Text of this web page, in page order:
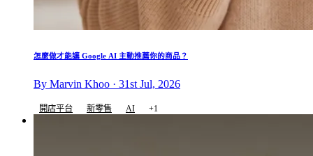
怎麼做才能讓 Google AI 主動推薦你的商品？
By Marvin Khoo · 31st Jul, 2026
開店平台 新零售 AI +1